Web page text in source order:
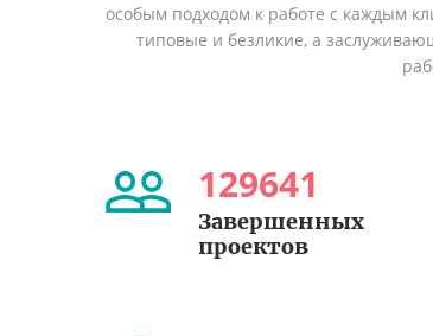
особым подходом к работе с каждым
типовые и безликие, а
129641
Завершенных
проектов